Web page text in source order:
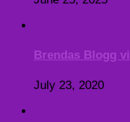
Brendas Blogg
July 23, 2020